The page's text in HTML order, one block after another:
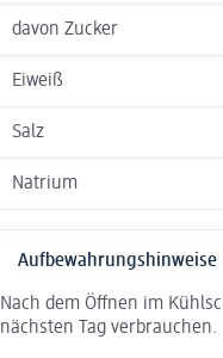
davon Zucker
Eiweiß
Salz
Natrium
Aufbewahrungshinweise
Nach dem Öffnen im
nächsten Tag verbrauchen.